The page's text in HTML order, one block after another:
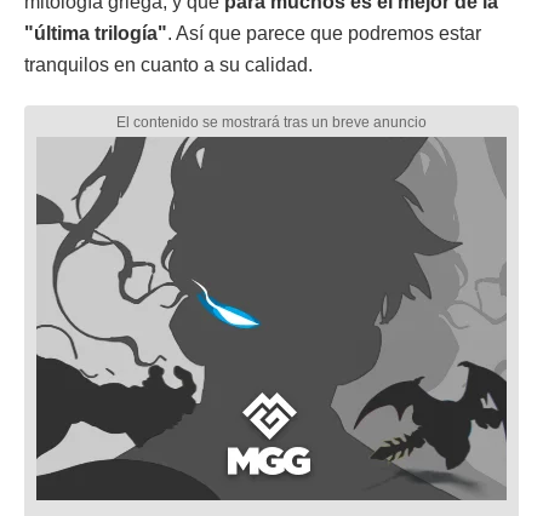
"última trilogía". Así que parece que podremos estar
tranquilos en cuanto a su calidad.